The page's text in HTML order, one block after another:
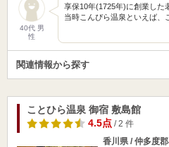
40代 男
性
享保10年(1725年)に創業した
当時こんぴら温泉といえば、
関連情報から探す
ことひら温泉 御宿 敷島館
4.5点/ 2 件
香川県 / 仲多度